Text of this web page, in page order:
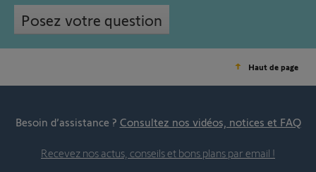
Posez votre question
Haut de page
Besoin d’assistance ? Consultez nos vidéos, notices et FAQ
Recevez nos actus, conseils et bons plans par email !